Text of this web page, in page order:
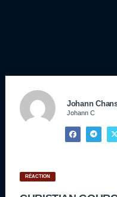
Johann
Johann C
RÉACTION